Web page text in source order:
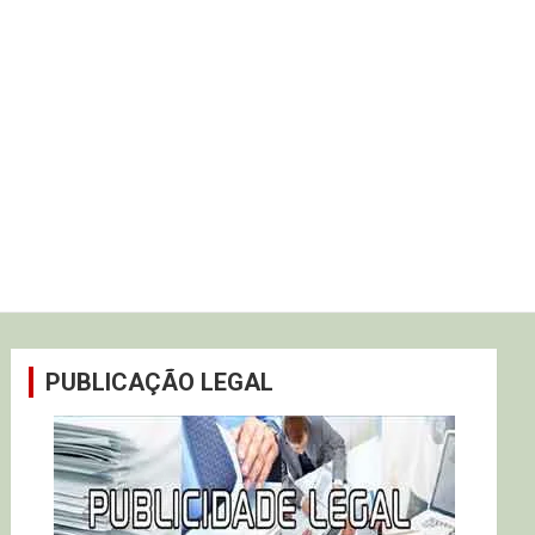
PUBLICAÇÃO LEGAL